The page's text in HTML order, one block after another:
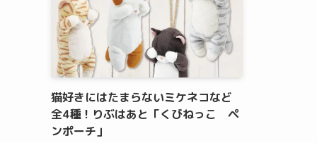
猫好きにはたまらないミケネコなど
全4種！りぶはあと「くびねっこ ペ
ンポーチ」